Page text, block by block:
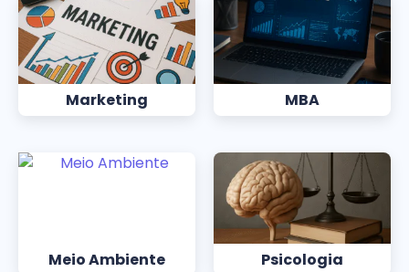
Marketing MBA
Meio Ambiente Psicologia